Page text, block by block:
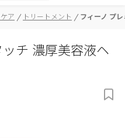
ア トリートメント フィーノ プ
チ 濃厚美容液ヘ